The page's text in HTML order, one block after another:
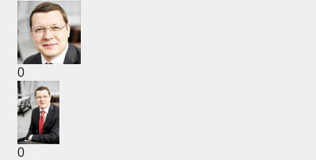
0
0